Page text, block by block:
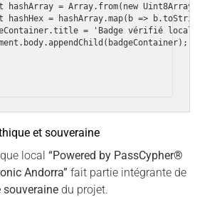
hashArray = Array.from(new
hashHex = hashArray.map(b =>
= 'Badge vérifié
et souveraine
local “Powered by PassCypher®
Andorra” fait partie intégrante de
souveraine du projet.